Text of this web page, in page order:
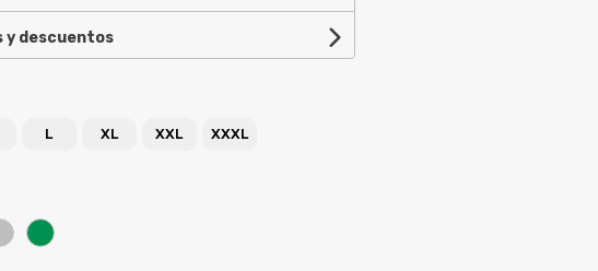
y descuentos
L XL XXL XXXL